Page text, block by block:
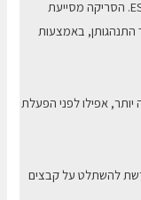
במסד הנתונים של מוניטין הקבצים ב-ESET Live Grid. הסריקה מסייעת
התנהגותן, באמצעות
אפילו לפני הפעלת
להשתלט על קבצים